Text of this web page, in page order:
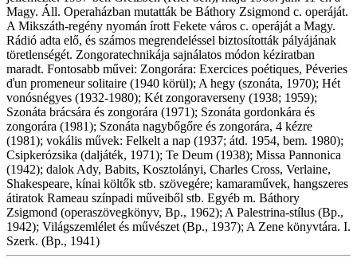
Magy. Áll. Operaházban mutatták be Báthory Zsigmond c. operáját.
A Mikszáth-regény nyomán írott Fekete város c. operáját a Magy.
Rádió adta elő, és számos megrendeléssel biztosították pályájának
töretlenségét. Zongoratechnikája sajnálatos módon kéziratban
maradt. Fontosabb művei: Zongorára: Exercices poétiques, Péveries
ďun promeneur solitaire (1940 körül); A hegy (szonáta, 1970); Hét
vonósnégyes (1932-1980); Két zongoraverseny (1938; 1959);
Szonáta brácsára és zongorára (1971); Szonáta gordonkára és
zongorára (1981); Szonáta nagybőgőre és zongorára, 4 kézre
(1981); vokális művek: Felkelt a nap (1937; átd. 1954, bem. 1980);
Csipkerózsika (daljáték, 1971); Te Deum (1938); Missa Pannonica
(1942); dalok Ady, Babits, Kosztolányi, Charles Cross, Verlaine,
Shakespeare, kínai költők stb. szövegére; kamaraművek, hangszeres
átiratok Rameau színpadi műveiből stb. Egyéb m. Báthory
Zsigmond (operaszövegkönyv, Bp., 1962); A Palestrina-stílus (Bp.,
1942); Világszemlélet és művészet (Bp., 1937); A Zene könyvtára. I.
Szerk. (Bp., 1941)